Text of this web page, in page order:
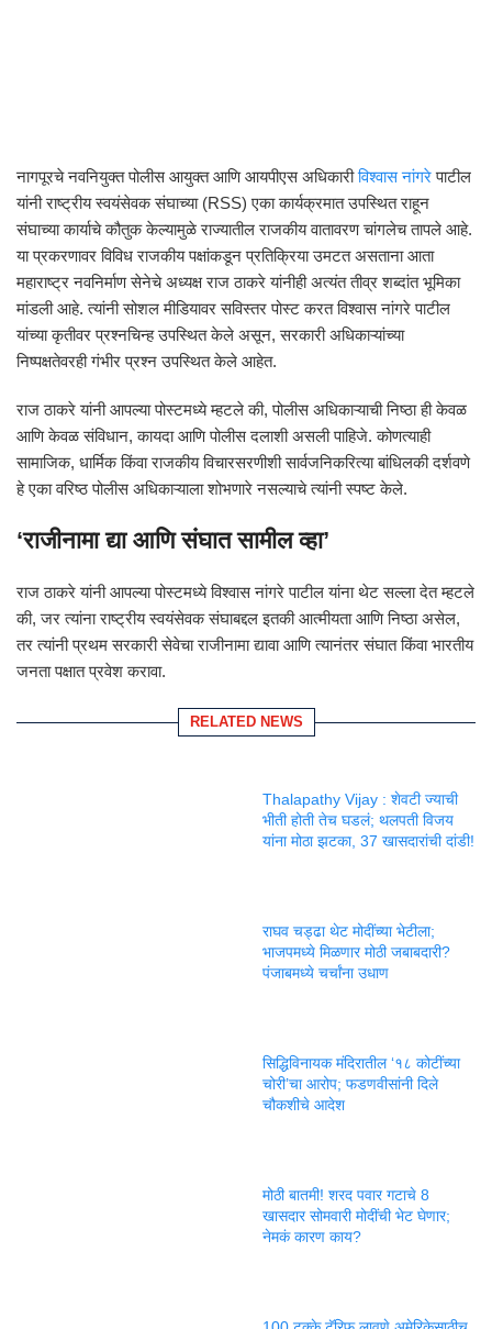
नागपूरचे नवनियुक्त पोलीस आयुक्त आणि आयपीएस अधिकारीविश्वास नांगरेपाटील
यांनी राष्ट्रीय स्वयंसेवक संघाच्या (RSS) एका कार्यक्रमात उपस्थित राहून
संघाच्या कार्याचे कौतुक केल्यामुळे राज्यातील राजकीय वातावरण चांगलेच तापले आहे.
या प्रकरणावर विविध राजकीय पक्षांकडून प्रतिक्रिया उमटत असताना आता
महाराष्ट्र नवनिर्माण सेनेचे अध्यक्ष राज ठाकरे यांनीही अत्यंत तीव्र शब्दांत भूमिका
मांडली आहे. त्यांनी सोशल मीडियावर सविस्तर पोस्ट करत विश्वास नांगरे पाटील
यांच्या कृतीवर प्रश्नचिन्ह उपस्थित केले असून, सरकारी अधिकाऱ्यांच्या
निष्पक्षतेवरही गंभीर प्रश्न उपस्थित केले आहेत.
राज ठाकरे यांनी आपल्या पोस्टमध्ये म्हटले की, पोलीस अधिकाऱ्याची निष्ठा ही केवळ
आणि केवळ संविधान, कायदा आणि पोलीस दलाशी असली पाहिजे. कोणत्याही
सामाजिक, धार्मिक किंवा राजकीय विचारसरणीशी सार्वजनिकरित्या बांधिलकी दर्शवणे
हे एका वरिष्ठ पोलीस अधिकाऱ्याला शोभणारे नसल्याचे त्यांनी स्पष्ट केले.
‘राजीनामा द्या आणि संघात सामील व्हा’
राज ठाकरे यांनी आपल्या पोस्टमध्ये विश्वास नांगरे पाटील यांना थेट सल्ला देत म्हटले
की, जर त्यांना राष्ट्रीय स्वयंसेवक संघाबद्दल इतकी आत्मीयता आणि निष्ठा असेल,
तर त्यांनी प्रथम सरकारी सेवेचा राजीनामा द्यावा आणि त्यानंतर संघात किंवा भारतीय
जनता पक्षात प्रवेश करावा.
RELATED NEWS
Thalapathy Vijay : शेवटी ज्याची
भीती होती तेच घडलं; थलपती विजय
यांना मोठा झटका, 37 खासदारांची दांडी!
राघव चड्ढा थेट मोदींच्या भेटीला;
भाजपमध्ये मिळणार मोठी जबाबदारी?
पंजाबमध्ये चर्चांना उधाण
सिद्धिविनायक मंदिरातील ‘१८ कोटींच्या
चोरी’चा आरोप; फडणवीसांनी दिले
चौकशीचे आदेश
मोठी बातमी! शरद पवार गटाचे 8
खासदार सोमवारी मोदींची भेट घेणार;
नेमकं कारण काय?